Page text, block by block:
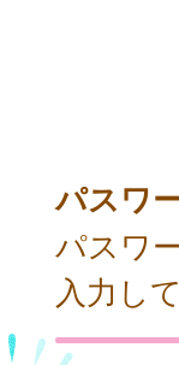
パスワ
パスワ
入力し